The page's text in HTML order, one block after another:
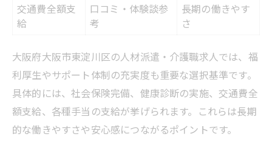
交通費全額支
給
口コミ・体験談参
考
長期の働きやす
さ
大阪府大阪市東淀川区の人材派遣・介護職求人では、福
利厚生やサポート体制の充実度も重要な選択基準です。
具体的には、社会保険完備、健康診断の実施、交通費全
額支給、各種手当の支給が挙げられます。これらは長期
的な働きやすさや安心感につながるポイントです。